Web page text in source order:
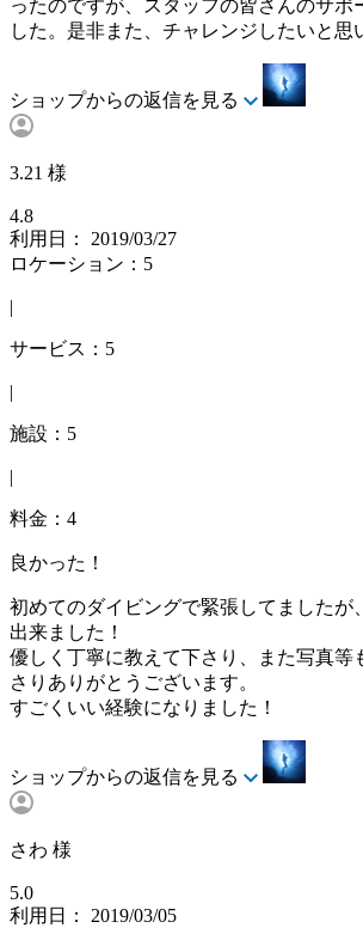
ったのですが、スタッフの皆さんのサポ
した。是非また、チャレンジしたいと思
ショップからの返信を見る
3.21 様
4.8
利用日： 2019/03/27
ロケーション：5
|
サービス：5
|
施設：5
|
料金：4
良かった！
初めてのダイビングで緊張してましたが
出来ました！
優しく丁寧に教えて下さり、また写真等
さりありがとうございます。
すごくいい経験になりました！
ショップからの返信を見る
さわ 様
5.0
利用日： 2019/03/05